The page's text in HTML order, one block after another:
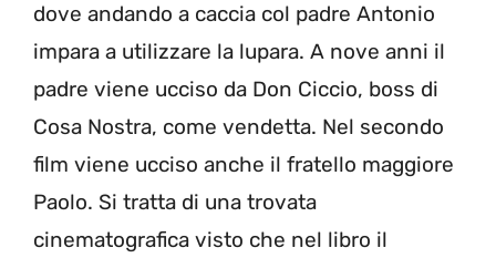
dove andando a caccia col padre Antonio
impara a utilizzare la lupara. A nove anni il
padre viene ucciso da Don Ciccio, boss di
Cosa Nostra, come vendetta. Nel secondo
film viene ucciso anche il fratello maggiore
Paolo. Si tratta di una trovata
cinematografica visto che nel libro il